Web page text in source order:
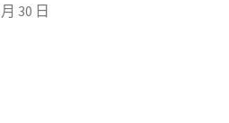
30 日